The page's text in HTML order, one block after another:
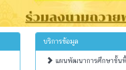
บริการข้อมูล
แผนพัฒนาการศึกษาขั้น